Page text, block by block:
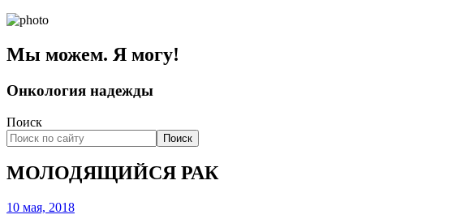
Мы можем. Я могу!
Онкология надежды
Поиск
Поиск
МОЛОДЯЩИЙСЯ РАК
10 мая, 2018